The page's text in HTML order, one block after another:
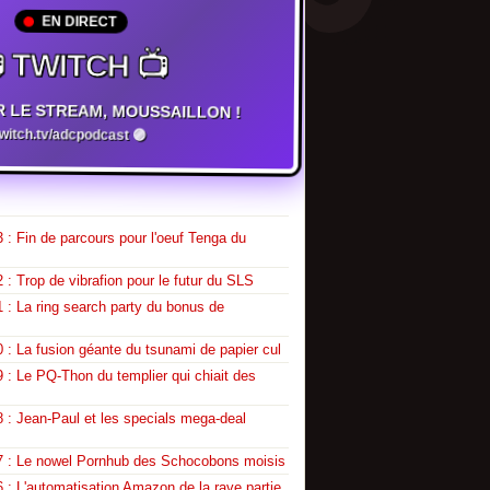
EN DIRECT
TWITCH 📺
LE STREAM, MOUSSAILLON !
adcpodcast 🟣
: Fin de parcours pour l'oeuf Tenga du
: Trop de vibrafion pour le futur du SLS
: La ring search party du bonus de
: La fusion géante du tsunami de papier cul
: Le PQ-Thon du templier qui chiait des
: Jean-Paul et les specials mega-deal
: Le nowel Pornhub des Schocobons moisis